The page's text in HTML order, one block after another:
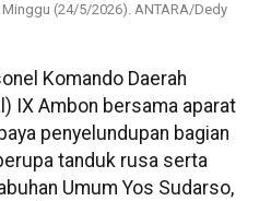
(24/5/2026). ANTARA/Dedy
Komando Daerah
IX Ambon bersama aparat
penyelundupan bagian
tanduk rusa serta
Umum Yos Sudarso,